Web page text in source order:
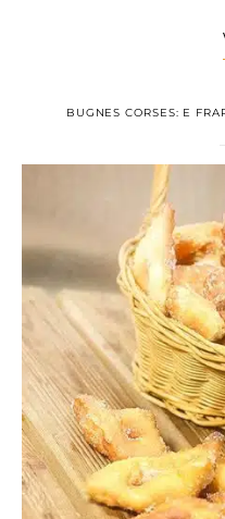
BUGNES CORSES: E